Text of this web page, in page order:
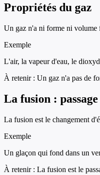
Propriétés du gaz
Un gaz n'a ni forme ni volume
Exemple
L'air, la vapeur d'eau, le
À retenir : Un gaz n'a pas de
La fusion :
La fusion est le changement
Exemple
Un glaçon qui fond dans un
À retenir : La fusion est le